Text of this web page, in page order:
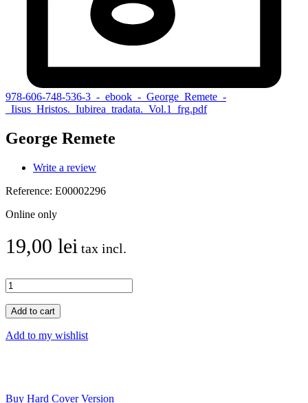
978-606-748-536-3_-_ebook_-_George_Remete_-
_Iisus_Hristos._Iubirea_tradata._Vol.1_frg.pdf
George Remete
Write a review
Reference: E00002296
Online only
19,00 lei tax incl.
Add to cart
Add to my wishlist
Buy Hard Cover Version